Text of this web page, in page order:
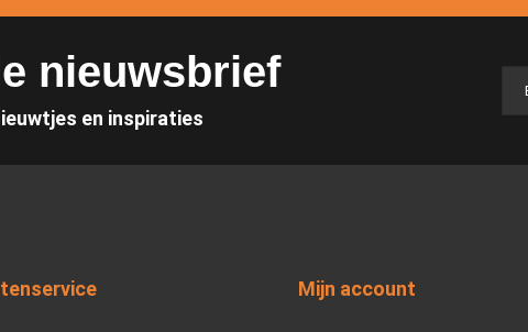
nieuwsbrief
en inspiraties
Mijn account